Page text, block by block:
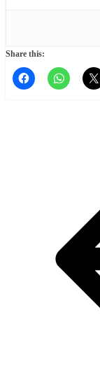
Share this: